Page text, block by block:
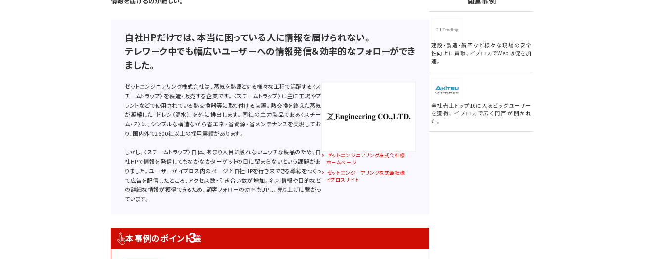
自社HPだけでは、本当に困っている人に情報を届けられない。
テレワーク中でも幅広いユーザーへの情報発信＆効率的なフォローができ
ました。
ゼットエンジニアリング株式会社は、蒸気を熱源とする様々な工程で活躍する〈ス
チームトラップ〉を製造・販売する企業です。〈スチームトラップ〉は主に工場やプ
ラントなどで使用されている熱交換器等に取り付ける装置。熱交換を終えた蒸気
が凝縮した「ドレン（温水）」を外に排出します。同社の主力製品である〈スチー
ム・Z〉は、シンプルな構造ながら省エネ・省資源・省メンテナンスを実現してお
り、国内外で2600社以上の採用実績があります。
しかし、〈スチームトラップ〉自体、あまり人目に触れないニッチな製品のため、自
社HPで情報を発信してもなかなかターゲットの目に留まらないという課題があ
りました。ユーザーがイプロス内のページと自社HPを行き来できる導線をつくっ
て広告を配信したところ、アクセス数・引き合い数が増加。名刺情報や目的など
の詳細な情報が獲得できるため、顧客フォローの効率もUPし、売り上げに繋がっ
ています。
ゼットエンジニアリング株式会社様
ホームページ
ゼットエンジニアリング株式会社様
イプロスサイト
本事例のポイント3選
建設・製造・航空など様々な現場の安全
性向上に貢献。イプロスでWeb販促を加
速。
全社売上トップ10に入るビッグユーザー
を獲得。イプロスで広く門戸が開かれ
た。